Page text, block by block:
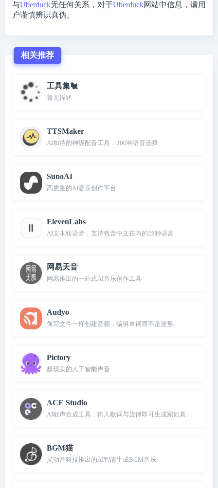
与Uberduck无任何关系，对于Uberduck网站中信息，请用
户谨慎辨识真伪。
相关推荐
工具集🐔
暂无描述
TTSMaker
AI加持的神级配音工具，300种语音选择
SunoAI
高质量的AI音乐创作平台
ElevenLabs
AI文本转语音，支持包含中文在内的28种语言
网易天音
网易推出的一站式AI音乐创作工具
Audyo
像写文件一样创建音频，编辑单词而不是波形。
Pictory
超现实的人工智能声音
ACE Studio
AI歌声合成工具，输入歌词与旋律即可生成宛如真人的歌声
BGM猫
灵动音科技推出的AI智能生成BGM音乐